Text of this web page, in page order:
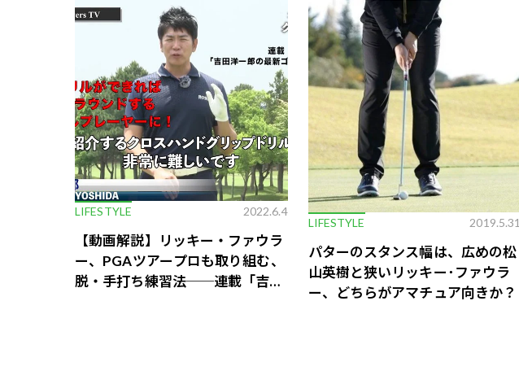
LIFESTYLE 2022.6.4
【動画解説】リッキー・ファウラ
ー、PGAツアープロも取り組む、
脱・手打ち練習法──連載「吉田
LIFESTYLE 2019.5.31
パターのスタンス幅は、広めの松
山英樹と狭いリッキー･ファウラ
ー、どちらがアマチュア向きか？